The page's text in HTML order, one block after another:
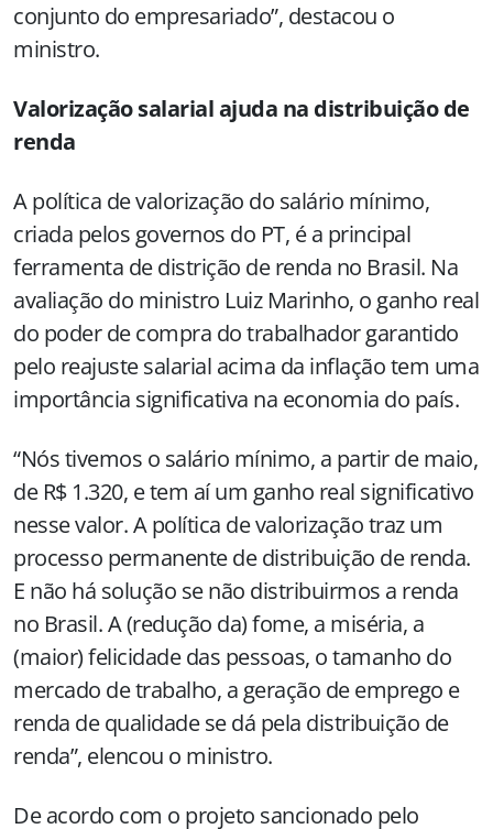
conjunto do empresariado”, destacou o
ministro.
Valorização salarial ajuda na distribuição de
renda
A política de valorização do salário mínimo,
criada pelos governos do PT, é a principal
ferramenta de distrição de renda no Brasil. Na
avaliação do ministro Luiz Marinho, o ganho real
do poder de compra do trabalhador garantido
pelo reajuste salarial acima da inflação tem uma
importância significativa na economia do país.
“Nós tivemos o salário mínimo, a partir de maio,
de R$ 1.320, e tem aí um ganho real significativo
nesse valor. A política de valorização traz um
processo permanente de distribuição de renda.
E não há solução se não distribuirmos a renda
no Brasil. A (redução da) fome, a miséria, a
(maior) felicidade das pessoas, o tamanho do
mercado de trabalho, a geração de emprego e
renda de qualidade se dá pela distribuição de
renda”, elencou o ministro.
De acordo com o projeto sancionado pelo